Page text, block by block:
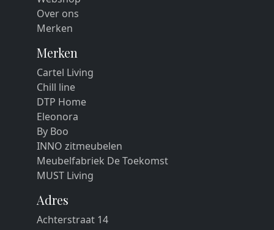
Over ons
Merken
Merken
Cartel Living
Chill line
DTP Home
Eleonora
By Boo
INNO zitmeubelen
Meubelfabriek De Toekomst
MUST Living
Adres
Achterstraat 14